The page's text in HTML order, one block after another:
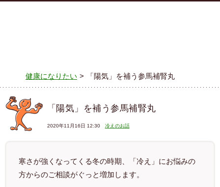
健康になりたい > 「陽気」を補う参馬補腎丸
「陽気」を補う参馬補腎丸
2020年11月16日 12:30 冷えのお話
寒さが強くなってくる冬の時期、「冷え」にお悩みの
方からのご相談がぐっと増加します。